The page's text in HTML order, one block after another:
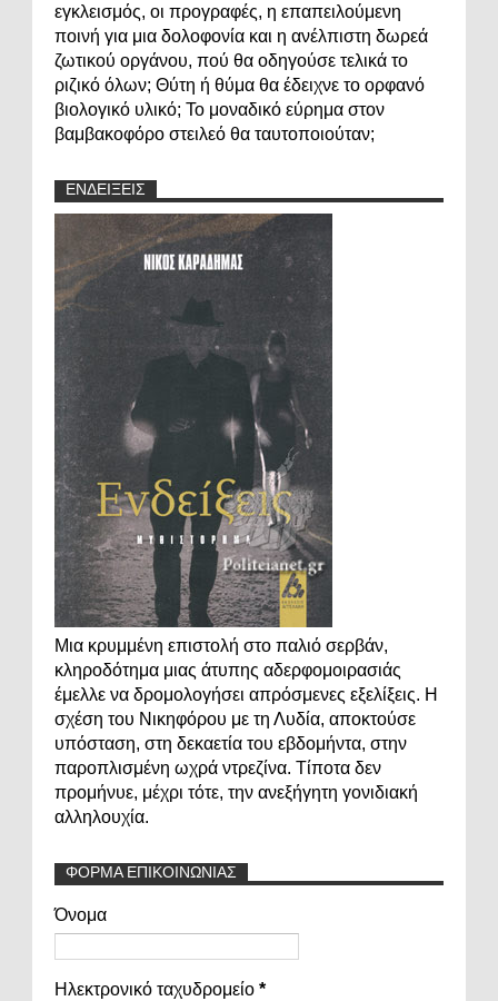
εγκλεισμός, οι προγραφές, η επαπειλούμενη
ποινή για μια δολοφονία και η ανέλπιστη δωρεά
ζωτικού οργάνου, πού θα οδηγούσε τελικά το
ριζικό όλων; Θύτη ή θύμα θα έδειχνε το ορφανό
βιολογικό υλικό; Το μοναδικό εύρημα στον
βαμβακοφόρο στειλεό θα ταυτοποιούταν;
ΕΝΔΕΙΞΕΙΣ
Μια κρυμμένη επιστολή στο παλιό σερβάν,
κληροδότημα μιας άτυπης αδερφομοιρασιάς
έμελλε να δρομολογήσει απρόσμενες εξελίξεις. Η
σχέση του Νικηφόρου με τη Λυδία, αποκτούσε
υπόσταση, στη δεκαετία του εβδομήντα, στην
παροπλισμένη ωχρά ντρεζίνα. Τίποτα δεν
προμήνυε, μέχρι τότε, την ανεξήγητη γονιδιακή
αλληλουχία.
ΦΟΡΜΑ ΕΠΙΚΟΙΝΩΝΙΑΣ
Όνομα
Ηλεκτρονικό ταχυδρομείο *